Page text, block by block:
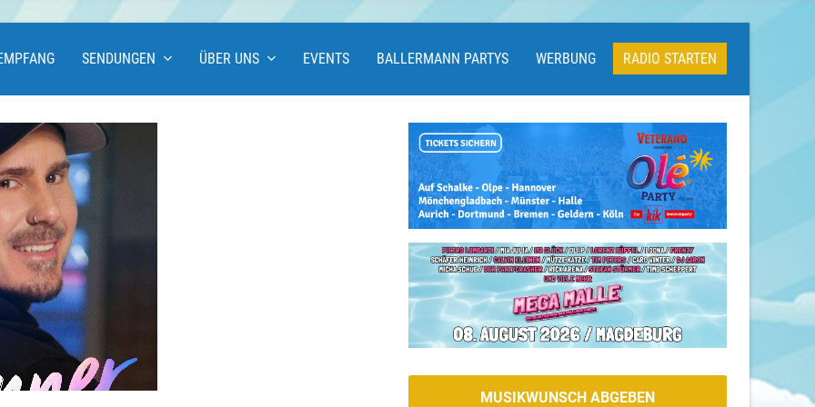
SENDUNGEN ÜBER UNS EVENTS BALLERMANN PARTYS WERBUNG RADIO STARTEN
MUSIKWUNSCH ABGEBEN